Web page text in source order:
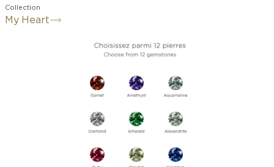
Collection
My Heart